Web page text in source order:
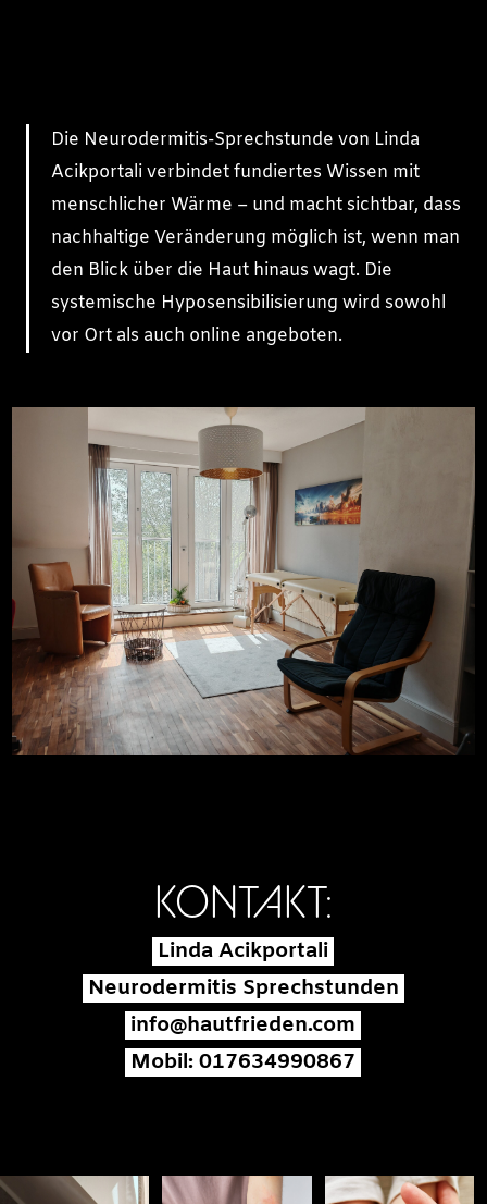
Die Neurodermitis-Sprechstunde von Linda
Acikportali verbindet fundiertes Wissen mit
menschlicher Wärme – und macht sichtbar, dass
nachhaltige Veränderung möglich ist, wenn man
den Blick über die Haut hinaus wagt. Die
systemische Hyposensibilisierung wird sowohl
vor Ort als auch online angeboten.
KONTAKT:
Linda Acikportali
Neurodermitis Sprechstunden
info@hautfrieden.com
Mobil: 017634990867